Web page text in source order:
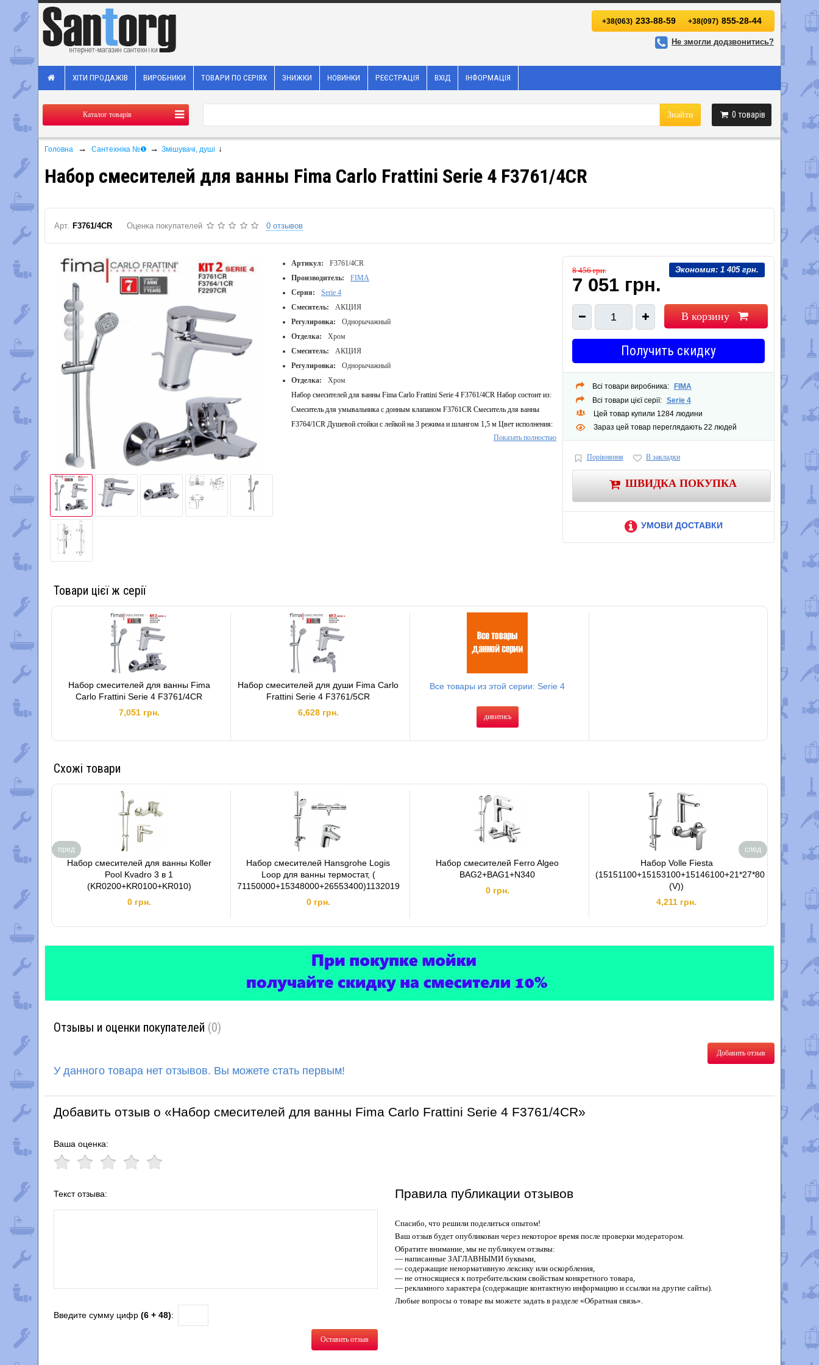
+38(063) 233-88-59 +38(097) 855-28-44
Не змогли додзвонитись?
ХІТИ ПРОДАЖІВ ВИРОБНИКИ ТОВАРИ ПО СЕРІЯХ ЗНИЖКИ НОВИНКИ РЕЄСТРАЦІЯ ВХІД ІНФОРМАЦІЯ
Каталог товарів 0 товарів
Знайти
Головна → Сантехніка №❶ → Змішувачі, душі ↓
Набор смесителей для ванны Fima Carlo Frattini Serie 4 F3761/4CR
Арт. F3761/4CR Оценка покупателей 0 отзывов
Артикул:
F3761/4CR
Производитель:
FIMA
Серия:
Serie 4
Смеситель:
АКЦИЯ
Регулировка:
Однорычажный
Отделка:
Хром
Смеситель:
АКЦИЯ
Регулировка:
Однорычажный
Отделка:
Хром
Набор смесителей для ванны Fima Carlo Frattini Serie 4 F3761/4CR Набор состоит из:
Смеситель для умывальника с донным клапаном F3761CR Смеситель для ванны
F3764/1CR Душевой стойки с лейкой на 3 режима и шлангом 1,5 м Цвет исполнения:
Показать полностью
Экономия: 1 405 грн.
8 456 грн.
7 051 грн.
1 В корзину
Получить скидку
Всі товари виробника:
FIMA
Всі товари цієї серії: Serie 4
Цей товар купили 1284 людини
Зараз цей товар переглядають 22 людей
Порівняння В закладки
ШВИДКА ПОКУПКА
УМОВИ ДОСТАВКИ
Товари цієї ж серії
Набор смесителей для ванны Fima
Carlo Frattini Serie 4 F3761/4CR
7,051 грн.
Набор смесителей для души Fima Carlo
Frattini Serie 4 F3761/5CR
6,628 грн.
Все товары из этой серии: Serie 4
дивитись
Схожі товари
Набор смесителей для ванны Koller
Pool Kvadro 3 в 1
(KR0200+KR0100+KR010)
0 грн.
Набор смесителей Hansgrohe Logis
Loop для ванны термостат, (
71150000+15348000+26553400)1132019
0 грн.
Набор смесителей Ferro Algeo
BAG2+BAG1+N340
0 грн.
Набор Volle Fiesta
(15151100+15153100+15146100+21*27*80
(V))
4,211 грн.
Душевой
пред след
Отзывы и оценки покупателей (0)
Добавить отзыв
У данного товара нет отзывов. Вы можете стать первым!
Добавить отзыв о «Набор смесителей для ванны Fima Carlo Frattini Serie 4 F3761/4CR»
Ваша оценка:
Текст отзыва:
Введите сумму цифр (6 + 48):
Оставить отзыв
Правила публикации отзывов
Спасибо, что решили поделиться опытом!
Ваш отзыв будет опубликован через некоторое время после проверки модератором.
Обратите внимание, мы не публикуем отзывы:
— написанные ЗАГЛАВНЫМИ буквами,
— содержащие ненормативную лексику или оскорбления,
— не относящиеся к потребительским свойствам конкретного товара,
— рекламного характера (содержащие контактную информацию и ссылки на другие сайты).
Любые вопросы о товаре вы можете задать в разделе «Обратная связь».